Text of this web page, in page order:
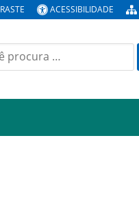
ACESSIBILIDADE